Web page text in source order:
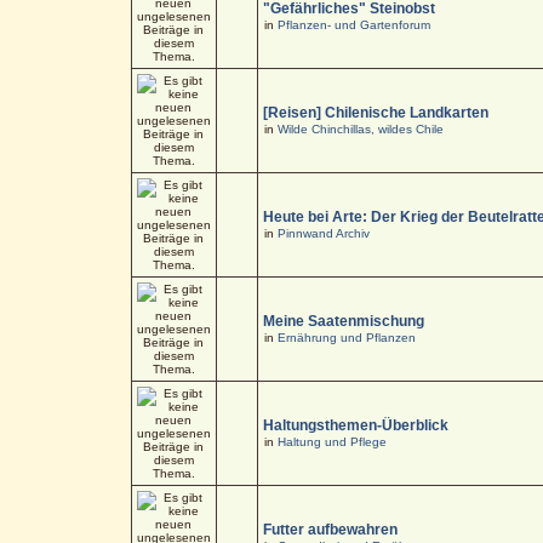
"Gefährliches" Steinobst
in Pflanzen- und Gartenforum
[Reisen] Chilenische Landkarten
in Wilde Chinchillas, wildes Chile
Heute bei Arte: Der Krieg der
in Pinnwand Archiv
Meine Saatenmischung
in Ernährung und Pflanzen
Haltungsthemen-Überblick
in Haltung und Pflege
Futter aufbewahren